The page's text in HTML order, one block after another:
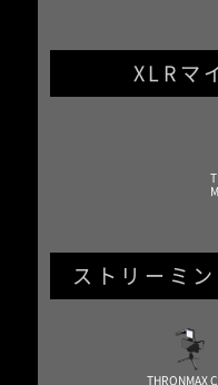
XLRマ
ストリーミ
THRONMAX